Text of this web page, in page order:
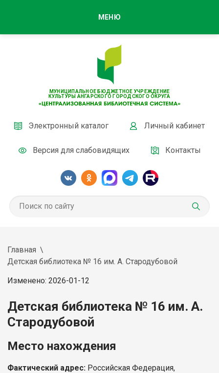
МУНИЦИПАЛЬНОЕ БЮДЖЕТНОЕ УЧРЕЖДЕНИЕ
КУЛЬТУРЫ АНГАРСКОГО ГОРОДСКОГО ОКРУГА
Электронный каталог Личный кабинет
Версия для слабовидящих Контакты
МЕНЮ
Главная
Детская библиотека № 16 им. А. Стародубовой
Изменено: 2026-01-12
Детская библиотека № 16 им. А.
Стародубовой
Место нахождения
Фактический адрес: Российская Федерация,